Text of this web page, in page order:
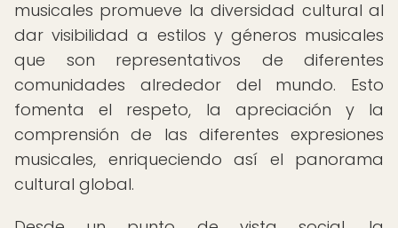
musicales promueve la diversidad cultural al
dar visibilidad a estilos y géneros musicales
que son representativos de diferentes
comunidades alrededor del mundo. Esto
fomenta el respeto, la apreciación y la
comprensión de las diferentes expresiones
musicales, enriqueciendo así el panorama
cultural global.